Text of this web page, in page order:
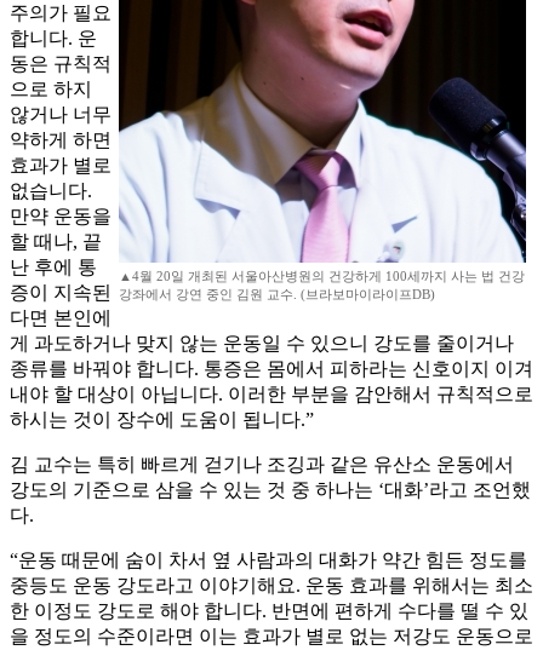
▲4월 20일 개최된 서울아산병원의 건강하게 100세까지 사는 법 건강
강좌에서 강연 중인 김원 교수. (브라보마이라이프DB)
주의가 필요
합니다. 운
동은 규칙적
으로 하지
않거나 너무
약하게 하면
효과가 별로
없습니다.
만약 운동을
할 때나, 끝
난 후에 통
증이 지속된
다면 본인에
게 과도하거나 맞지 않는 운동일 수 있으니 강도를 줄이거나
종류를 바꿔야 합니다. 통증은 몸에서 피하라는 신호이지 이겨
내야 할 대상이 아닙니다. 이러한 부분을 감안해서 규칙적으로
하시는 것이 장수에 도움이 됩니다.”
김 교수는 특히 빠르게 걷기나 조깅과 같은 유산소 운동에서
강도의 기준으로 삼을 수 있는 것 중 하나는 ‘대화’라고 조언했
다.
“운동 때문에 숨이 차서 옆 사람과의 대화가 약간 힘든 정도를
중등도 운동 강도라고 이야기해요. 운동 효과를 위해서는 최소
한 이정도 강도로 해야 합니다. 반면에 편하게 수다를 떨 수 있
을 정도의 수준이라면 이는 효과가 별로 없는 저강도 운동으로